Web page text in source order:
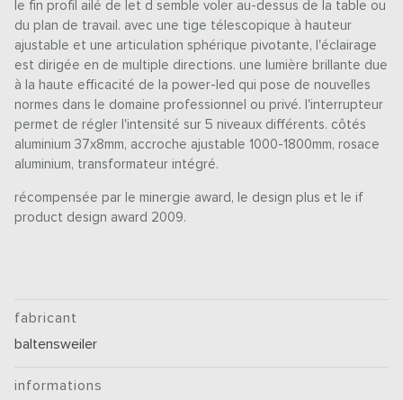
le fin profil ailé de let d semble voler au-dessus de la table ou
du plan de travail. avec une tige télescopique à hauteur
ajustable et une articulation sphérique pivotante, l'éclairage
est dirigée en de multiple directions. une lumière brillante due
à la haute efficacité de la power-led qui pose de nouvelles
normes dans le domaine professionnel ou privé. l'interrupteur
permet de régler l'intensité sur 5 niveaux différents. côtés
aluminium 37x8mm, accroche ajustable 1000-1800mm, rosace
aluminium, transformateur intégré.
récompensée par le minergie award, le design plus et le if
product design award 2009.
fabricant
baltensweiler
informations